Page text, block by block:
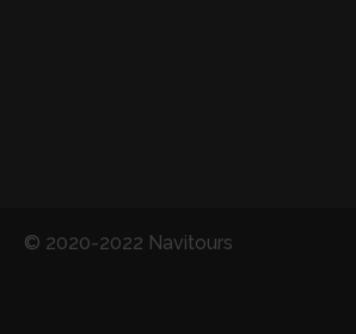
© 2020-2022 Navitours